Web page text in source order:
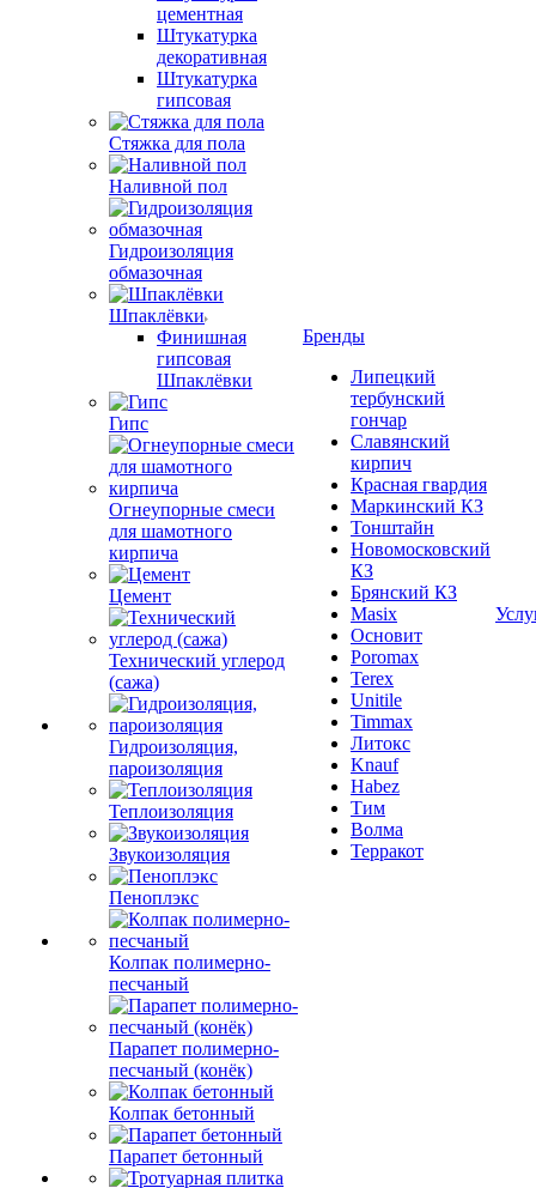
цементная
Штукатурка
декоративная
Штукатурка
гипсовая
Стяжка для пола
Наливной пол
Гидроизоляция
обмазочная
Шпаклёвки
Финишная
гипсовая
Шпаклёвки
Гипс
Огнеупорные смеси
для шамотного
кирпича
Цемент
Технический углерод
(сажа)
Гидроизоляция,
пароизоляция
Теплоизоляция
Звукоизоляция
Пеноплэкс
Колпак полимерно-
песчаный
Парапет полимерно-
песчаный (конёк)
Колпак бетонный
Парапет бетонный
Бренды
Липецкий
тербунский
гончар
Славянский
кирпич
Красная гвардия
Маркинский КЗ
Тонштайн
Новомосковский
КЗ
Брянский КЗ
Masix
Основит
Poromax
Terex
Unitile
Timmax
Литокс
Knauf
Habez
Тим
Волма
Терракот